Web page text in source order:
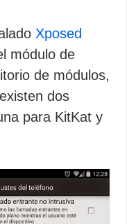
Xposed
módulo de
de módulos,
dos
para KitKat y